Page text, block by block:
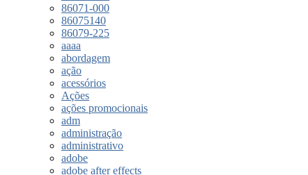
86071-000
86075140
86079-225
aaaa
abordagem
ação
acessórios
Ações
ações promocionais
adm
administração
administrativo
adobe
adobe after effects